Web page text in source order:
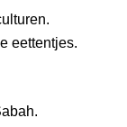
eettentjes.